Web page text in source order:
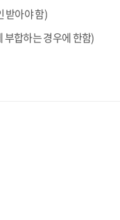
받아야 함)
부합하는 경우에 한함)